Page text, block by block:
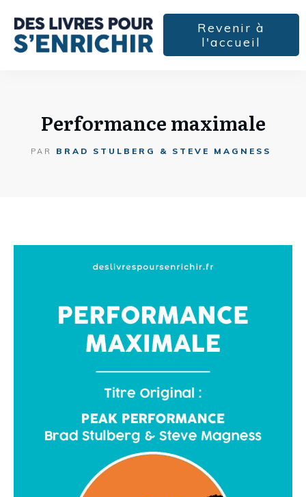
Revenir à
l'accueil
Performance maximale
PAR BRAD STULBERG & STEVE MAGNESS